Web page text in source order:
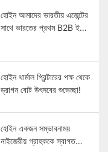
হোইন আমাদের ভারতীয় এজেন্টের
সাথে ভারতের প্রথম B2B ই-
হোইন থার্মাল প্রিন্টারের পক্ষ থেকে
ড্রাগন বোট উৎসবের শুভেচ্ছা!
হোইন একজন সম্ভাবনাময়
নাইজেরীয় গ্রাহককে স্বাগত